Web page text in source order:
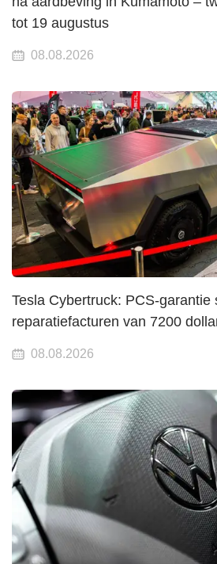
tot 19 augustus
08.08.2026
Tesla Cybertruck: PCS-garantie
reparatiefacturen van 7200
08.08.2026